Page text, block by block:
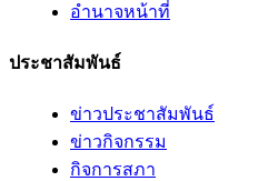
อํานาจหน้าที่
ประชาสัมพันธ์
ข่าวประชาสัมพันธ์
ข่าวกิจกรรม
กิจการสภา